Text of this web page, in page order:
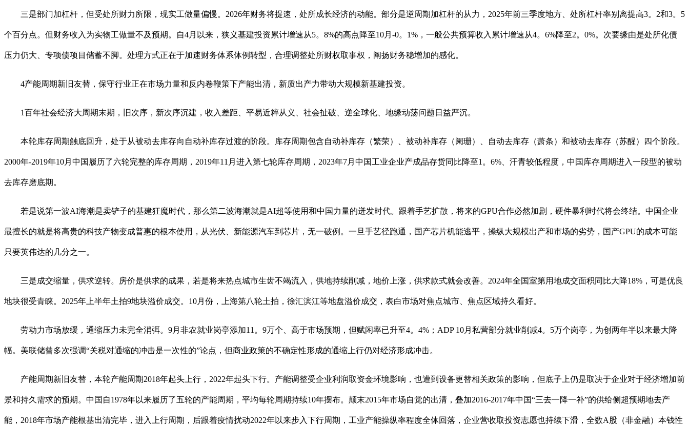
三是部门加杠杆，但受处所财力所限，现实工做量偏慢。2026年财务将提速，处所成长经济的动能。部分是逆周期加杠杆的从力，2025年前三季度地方、处所杠杆率别离提高3。2和3。5
个百分点。但财务收入为实物工做量不及预期。自4月以来，狭义基建投资累计增速从5。8%的高点降至10月-0。1%，一般公共预算收入累计增速从4。6%降至2。0%。次要缘由是处所化债
压力仍大、专项债项目储蓄不脚。处理方式正在于加速财务体系体例转型，合理调整处所财权取事权，阐扬财务稳增加的感化。
4产能周期新旧友替，保守行业正在市场力量和反内卷鞭策下产能出清，新质出产力带动大规模新基建投资。
1百年社会经济大周期末期，旧次序，新次序沉建，收入差距、平易近粹从义、社会扯破、逆全球化、地缘动荡问题日益严沉。
本轮库存周期触底回升，处于从被动去库存向自动补库存过渡的阶段。库存周期包含自动补库存（繁荣）、被动补库存（阑珊）、自动去库存（萧条）和被动去库存（苏醒）四个阶段。
2000年-2019年10月中国履历了六轮完整的库存周期，2019年11月进入第七轮库存周期，2023年7月中国工业企业产成品存货同比降至1。6%、汗青较低程度，中国库存周期进入一段型的被动
去库存磨底期。
若是说第一波AI海潮是卖铲子的基建狂魔时代，那么第二波海潮就是AI超等使用和中国力量的迸发时代。跟着手艺扩散，将来的GPU合作必然加剧，硬件暴利时代将会终结。中国企业
最擅长的就是将高贵的科技产物变成普惠的根本使用，从光伏、新能源汽车到芯片，无一破例。一旦手艺径跑通，国产芯片机能逃平，操纵大规模出产和市场的劣势，国产GPU的成本可能
只要英伟达的几分之一。
三是成交缩量，供求逆转。房价是供求的成果，若是将来热点城市生齿不竭流入，供地持续削减，地价上涨，供求款式就会改善。2024年全国室第用地成交面积同比大降18%，可是优良
地块很受青睐。2025年上半年土拍9地块溢价成交。10月份，上海第八轮土拍，徐汇滨江等地盘溢价成交，表白市场对焦点城市、焦点区域持久看好。
劳动力市场放缓，通缩压力未完全消弭。9月非农就业岗亭添加11。9万个、高于市场预期，但赋闲率已升至4。4%；ADP 10月私营部分就业削减4。5万个岗亭，为创两年半以来最大降
幅。美联储曾多次强调“关税对通缩的冲击是一次性的”论点，但商业政策的不确定性形成的通缩上行仍对经济形成冲击。
产能周期新旧友替，本轮产能周期2018年起头上行，2022年起头下行。产能调整受企业利润取资金环境影响，也遭到设备更替相关政策的影响，但底子上仍是取决于企业对于经济增加前
景和持久需求的预期。中国自1978年以来履历了五轮的产能周期，平均每轮周期持续10年摆布。颠末2015年市场自觉的出清，叠加2016-2017年中国“三去一降一补”的供给侧超预期地去产
能，2018年市场产能根基出清完毕，进入上行周期，后跟着疫情扰动2022年以来步入下行周期，工业产能操纵率程度全体回落，企业营收取投资志愿也持续下滑，全数A股（非金融）本钱性